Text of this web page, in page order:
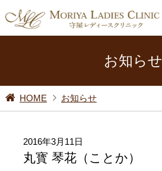
お知らせ
HOME お知らせ
2016年3月11日
丸寳 琴花（ことか）